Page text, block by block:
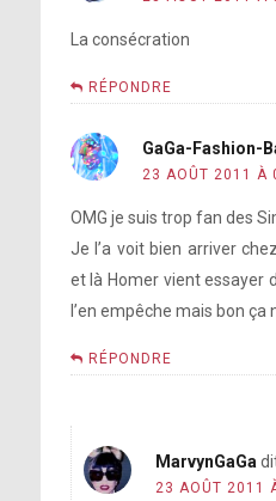
La consécration
RÉPONDRE
GaGa-Fashion-
23 AOÛT 2011 À
OMG je suis trop fan des
Je l’a voit bien arriver
et là Homer vient essayer
l’en empêche mais bon ça
RÉPONDRE
MarvynGaGa
23 AOÛT 2011